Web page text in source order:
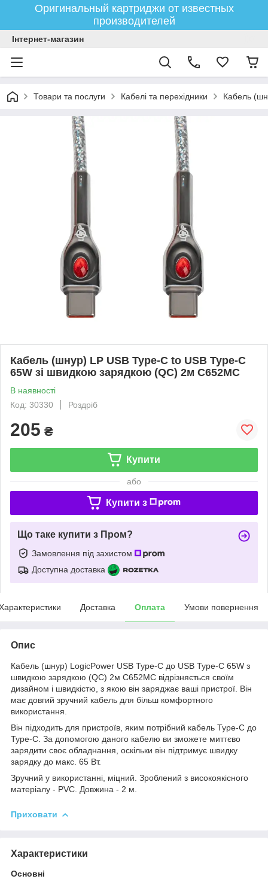
Оригинальный картриджи от известных
производителей
Інтернет-магазин
Товари та послуги Кабелі та перехідники Кабель
Кабель (шнур) LP USB Type-C to USB Type-C
65W зі швидкою зарядкою (QC) 2м C652MC
В наявності
Код: 30330
Роздріб
205 ₴
Купити
або
Купити з
Що таке купити з Пром?
Замовлення під захистом
Доступна доставка
Доставка Оплата Умови повернення
Опис
Кабель (шнур) LogicPower USB Type-C до USB Type-C 65W з
швидкою зарядкою (QC) 2м C652MC відрізняється своїм
дизайном і швидкістю, з якою він заряджає ваші пристрої. Він
має довгий зручний кабель для більш комфортного
використання.
Він підходить для пристроїв, яким потрібний кабель Type-C до
Type-C. За допомогою даного кабелю ви зможете миттєво
зарядити своє обладнання, оскільки він підтримує швидку
зарядку до макс. 65 Вт.
Зручний у використанні, міцний. Зроблений з високоякісного
матеріалу - PVC. Довжина - 2 м.
Приховати
Характеристики
Основні